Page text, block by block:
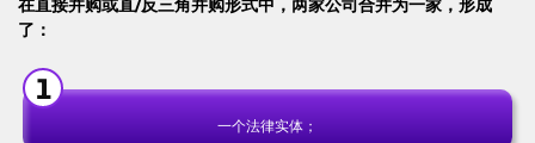
在直接并购或直/反三角并购形式中，两家公司合并为一家，形成
了：
一个法律实体；